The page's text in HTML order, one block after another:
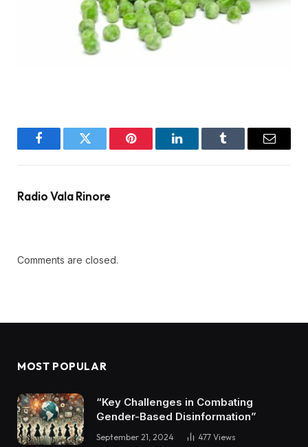
FacebookTwitter Pinterest LinkedInTumblr Email
Radio Vala Rinore
Comments are closed.
MOST POPULAR
“Key Challenges in Combating
Gender-Based Disinformation”
September 21, 2024 477 Views